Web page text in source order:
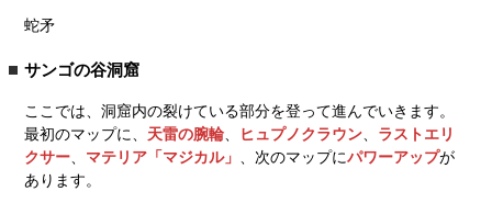
蛇矛
サンゴの谷洞窟
ここでは、洞窟内の裂けている部分を登って進んでいきます。
最初のマップに、 天雷の腕輪、 ヒュプノクラウン、 ラストエリ
クサー、 マテリア「マジカル」 、次のマップにパワーアップが
あります。